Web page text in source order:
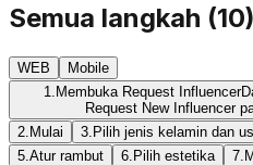
Semua langkah (10)
WEB
Mobile
1. Membuka Request Influencer
Request New Influencer
2. Mulai 3. Pilih jenis kelamin dan
5. Atur rambut 6. Pilih estetika 7.